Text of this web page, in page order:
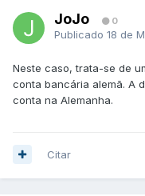
JoJo 0
Publicado 18 de
Neste caso, trata-se de
conta bancária alemã. A
conta na Alemanha.
Citar